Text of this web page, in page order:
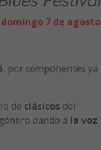
7 de agosto
, por componentes ya
de clásicos del
dando a la voz